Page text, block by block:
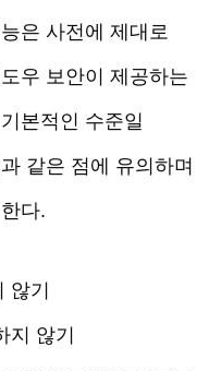
은 사전에 제대로
우 보안이 제공하는
본적인 수준일
같은 점에 유의하며
다.
기
않기